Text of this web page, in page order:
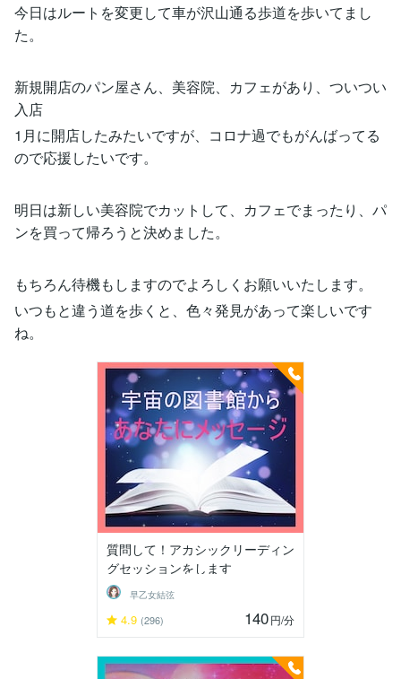
今日はルートを変更して車が沢山通る歩道を歩いてまし
た。
新規開店のパン屋さん、美容院、カフェがあり、ついつい
入店
1月に開店したみたいですが、コロナ過でもがんばってる
ので応援したいです。
明日は新しい美容院でカットして、カフェでまったり、パ
ンを買って帰ろうと決めました。
もちろん待機もしますのでよろしくお願いいたします。
いつもと違う道を歩くと、色々発見があって楽しいです
ね。
質問して！アカシックリーディン
グセッションをします
早乙女結弦
4.9 (296) 140円/分